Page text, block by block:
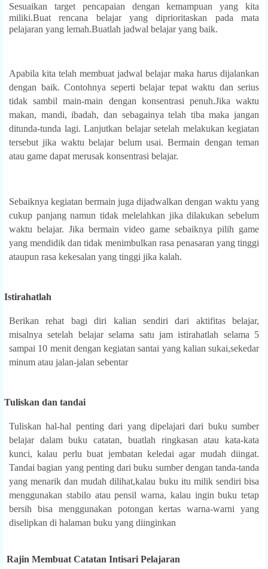
Sesuaikan target pencapaian dengan kemampuan yang kita
miliki.Buat rencana belajar yang diprioritaskan pada mata
pelajaran yang lemah.Buatlah jadwal belajar yang baik.
Apabila kita telah membuat jadwal belajar maka harus dijalankan
dengan baik. Contohnya seperti belajar tepat waktu dan serius
tidak sambil main-main dengan konsentrasi penuh.Jika waktu
makan, mandi, ibadah, dan sebagainya telah tiba maka jangan
ditunda-tunda lagi. Lanjutkan belajar setelah melakukan kegiatan
tersebut jika waktu belajar belum usai. Bermain dengan teman
atau game dapat merusak konsentrasi belajar.
Sebaiknya kegiatan bermain juga dijadwalkan dengan waktu yang
cukup panjang namun tidak melelahkan jika dilakukan sebelum
waktu belajar. Jika bermain video game sebaiknya pilih game
yang mendidik dan tidak menimbulkan rasa penasaran yang tinggi
ataupun rasa kekesalan yang tinggi jika kalah.
Istirahatlah
Berikan rehat bagi diri kalian sendiri dari aktifitas belajar,
misalnya setelah belajar selama satu jam istirahatlah selama 5
sampai 10 menit dengan kegiatan santai yang kalian sukai,sekedar
minum atau jalan-jalan sebentar
Tuliskan dan tandai
Tuliskan hal-hal penting dari yang dipelajari dari buku sumber
belajar dalam buku catatan, buatlah ringkasan atau kata-kata
kunci, kalau perlu buat jembatan keledai agar mudah diingat.
Tandai bagian yang penting dari buku sumber dengan tanda-tanda
yang menarik dan mudah dilihat,kalau buku itu milik sendiri bisa
menggunakan stabilo atau pensil warna, kalau ingin buku tetap
bersih bisa menggunakan potongan kertas warna-warni yang
diselipkan di halaman buku yang diinginkan
Rajin Membuat Catatan Intisari Pelajaran